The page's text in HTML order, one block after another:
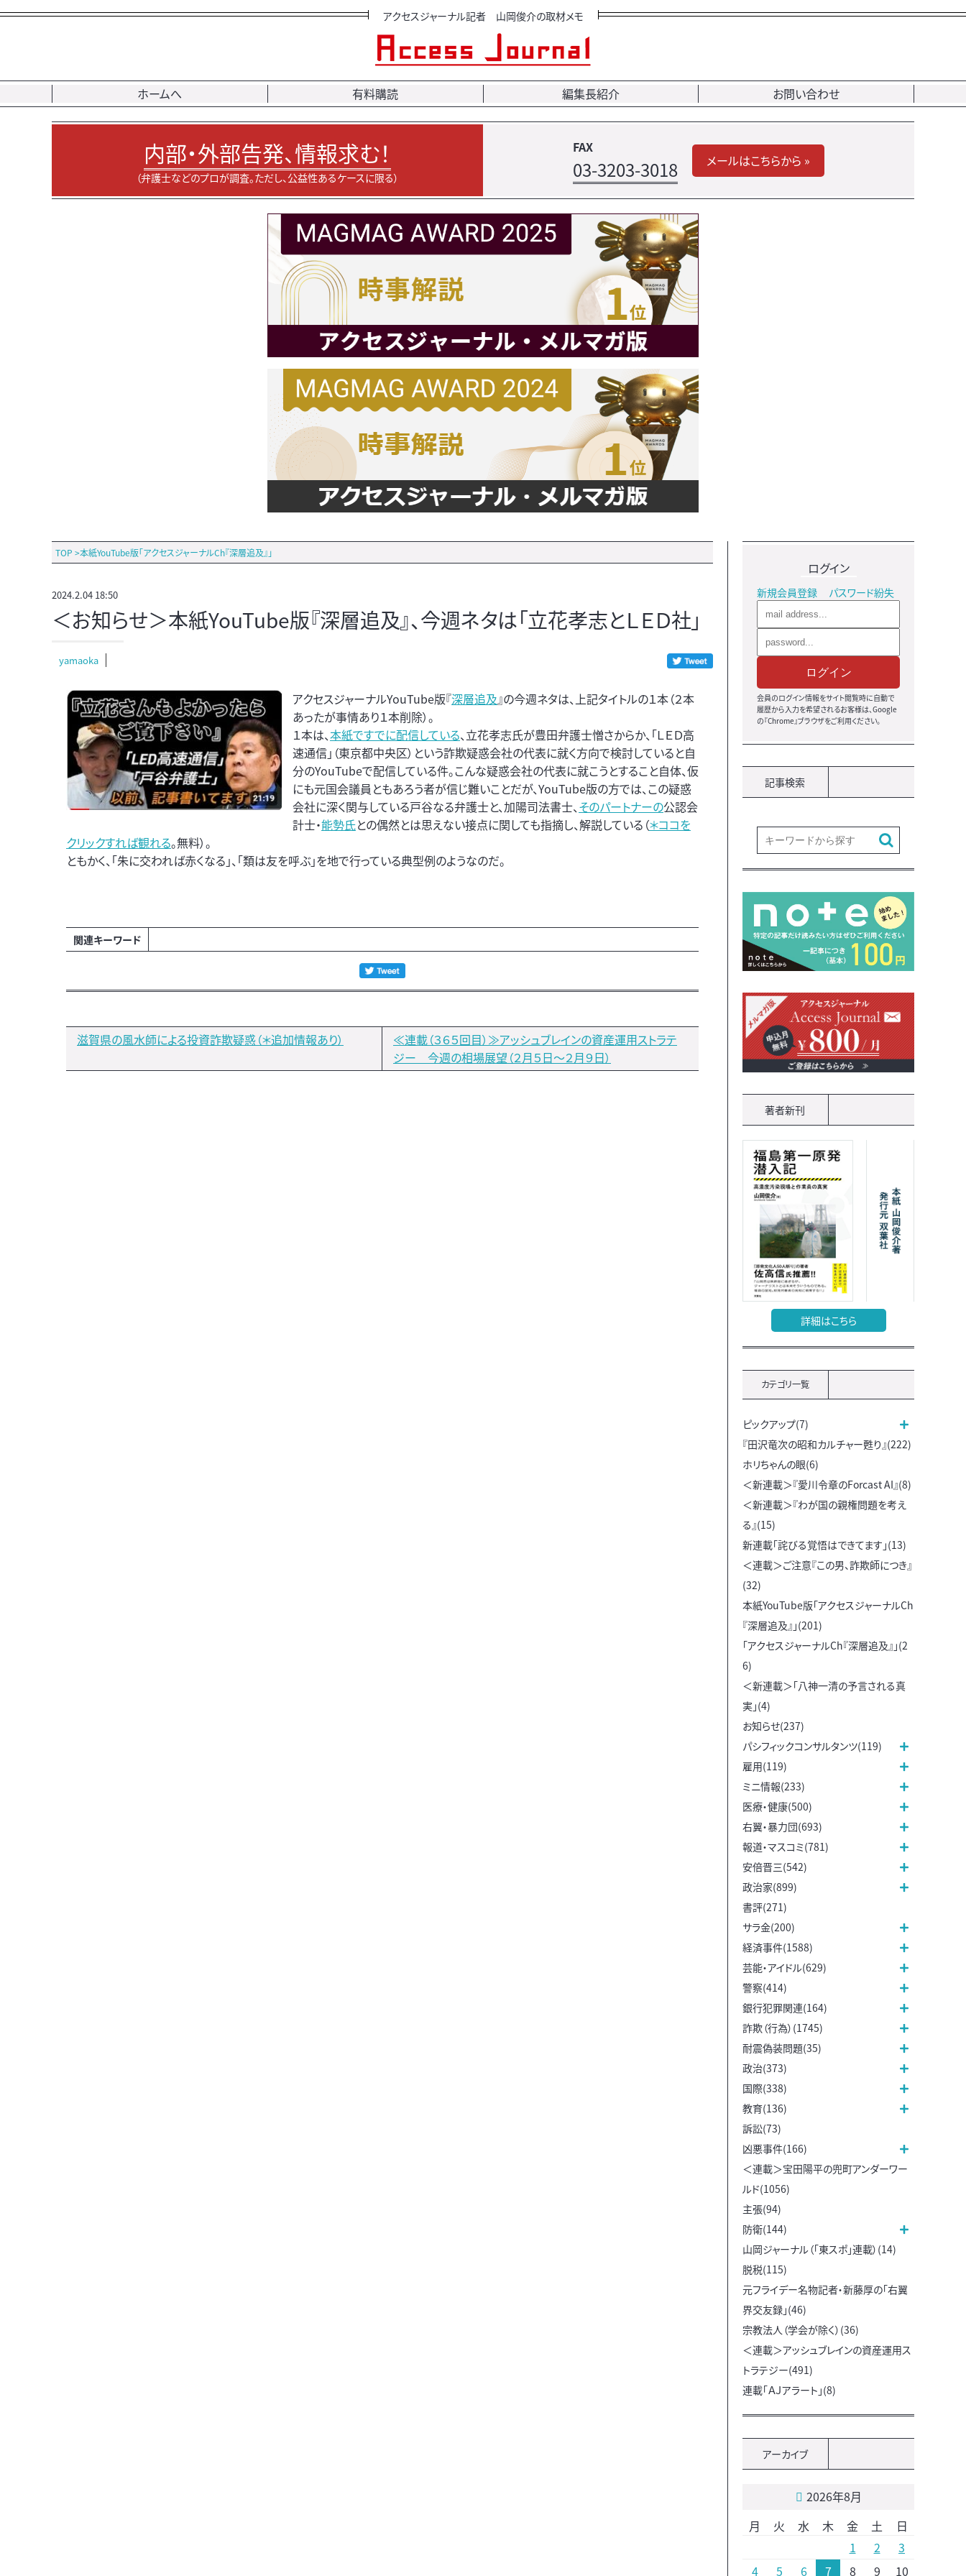
アクセスジャーナル記者 山岡俊介の取材メモ
ホームへ 有料購読 編集長紹介 お問い合わせ
内部・外部告発、情報求む！
（弁護士などのプロが調査。ただし、公益性あるケースに限る）
FAX
03-3203-3018 メールはこちらから »
TOP >本紙YouTube版「アクセスジャーナルCh『深層追及』」
2024.2.04 18:50
＜お知らせ＞本紙YouTube版『深層追及』、今週ネタは「立花孝志とＬＥＤ社」
yamaoka
アクセスジャーナルYouTube版『深層追及』の今週ネタは、上記タイトルの１本（２本
あったが事情あり１本削除）。
１本は、本紙ですでに配信している、立花孝志氏が豊田弁護士憎さからか、「ＬＥＤ高
速通信」（東京都中央区）という詐欺疑惑会社の代表に就く方向で検討していると自
分のYouTubeで配信している件。こんな疑惑会社の代表に就こうとすること自体、仮
にも元国会議員ともあろう者が信じ難いことだが、YouTube版の方では、この疑惑
会社に深く関与している戸谷なる弁護士と、加陽司法書士、そのパートナーの公認会
計士・能勢氏との偶然とは思えない接点に関しても指摘し、解説している（＊ココを
クリックすれば観れる。無料）。
ともかく、「朱に交われば赤くなる」、「類は友を呼ぶ」を地で行っている典型例のようなのだ。
関連キーワード
滋賀県の風水師による投資詐欺疑惑（＊追加情報あり）
≪連載（３６５回目）≫アッシュブレインの資産運用ストラテ
ジー 今週の相場展望（２月５日～２月９日）
ログイン
新規会員登録 パスワード紛失
ログイン
会員のログイン情報をサイト閲覧時に自動で
履歴から入力を希望されるお客様は、Google
の『Chrome』ブラウザをご利用ください。
記事検索
著者新刊
詳細はこちら
カテゴリ一覧
ピックアップ(7)
『田沢竜次の昭和カルチャー甦り』(222)
ホリちゃんの眼(6)
＜新連載＞『愛川令章のForcast AI』(8)
＜新連載＞『わが国の親権問題を考え
る』(15)
新連載「詫びる覚悟はできてます」(13)
＜連載＞ご注意『この男、詐欺師につき』
(32)
本紙YouTube版「アクセスジャーナルCh
『深層追及』」(201)
「アクセスジャーナルCh『深層追及』」(2
6)
＜新連載＞「八神一清の予言される真
実」(4)
お知らせ(237)
パシフィックコンサルタンツ(119)
雇用(119)
ミニ情報(233)
医療・健康(500)
右翼・暴力団(693)
報道・マスコミ(781)
安倍晋三(542)
政治家(899)
書評(271)
サラ金(200)
経済事件(1588)
芸能・アイドル(629)
警察(414)
銀行犯罪関連(164)
詐欺（行為）(1745)
耐震偽装問題(35)
政治(373)
国際(338)
教育(136)
訴訟(73)
凶悪事件(166)
＜連載＞宝田陽平の兜町アンダーワー
ルド(1056)
主張(94)
防衛(144)
山岡ジャーナル（「東スポ」連載）(14)
脱税(115)
元フライデー名物記者・新藤厚の「右翼
界交友録」(46)
宗教法人（学会が除く）(36)
＜連載＞アッシュブレインの資産運用ス
トラテジー(491)
連載「ＡＪアラート」(8)
アーカイブ
2026年8月
月
火 水 木 金 土
日
1
2
3
4
5 6 7 8 9 10